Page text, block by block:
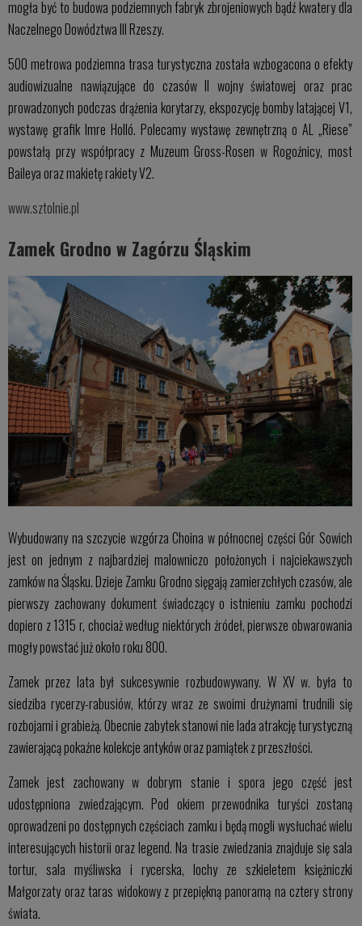
mogła być to budowa podziemnych fabryk zbrojeniowych bądź kwatery dla
Naczelnego Dowództwa III Rzeszy.
500 metrowa podziemna trasa turystyczna została wzbogacona o efekty
audiowizualne nawiązujące do czasów II wojny światowej oraz prac
prowadzonych podczas drążenia korytarzy, ekspozycję bomby latającej V1,
wystawę grafik Imre Holló. Polecamy wystawę zewnętrzną o AL „Riese”
powstałą przy współpracy z Muzeum Gross-Rosen w Rogoźnicy, most
Baileya oraz makietę rakiety V2.
www.sztolnie.pl
Zamek Grodno w Zagórzu Śląskim
Wybudowany na szczycie wzgórza Choina w północnej części Gór Sowich
jest on jednym z najbardziej malowniczo położonych i najciekawszych
zamków na Śląsku. Dzieje Zamku Grodno sięgają zamierzchłych czasów, ale
pierwszy zachowany dokument świadczący o istnieniu zamku pochodzi
dopiero z 1315 r, chociaż według niektórych źródeł, pierwsze obwarowania
mogły powstać już około roku 800.
Zamek przez lata był sukcesywnie rozbudowywany. W XV w. była to
siedziba rycerzy-rabusiów, którzy wraz ze swoimi drużynami trudnili się
rozbojami i grabieżą. Obecnie zabytek stanowi nie lada atrakcję turystyczną
zawierającą pokaźne kolekcje antyków oraz pamiątek z przeszłości.
Zamek jest zachowany w dobrym stanie i spora jego część jest
udostępniona zwiedzającym. Pod okiem przewodnika turyści zostaną
oprowadzeni po dostępnych częściach zamku i będą mogli wysłuchać wielu
interesujących historii oraz legend. Na trasie zwiedzania znajduje się sala
tortur, sala myśliwska i rycerska, lochy ze szkieletem księżniczki
Małgorzaty oraz taras widokowy z przepiękną panoramą na cztery strony
świata.